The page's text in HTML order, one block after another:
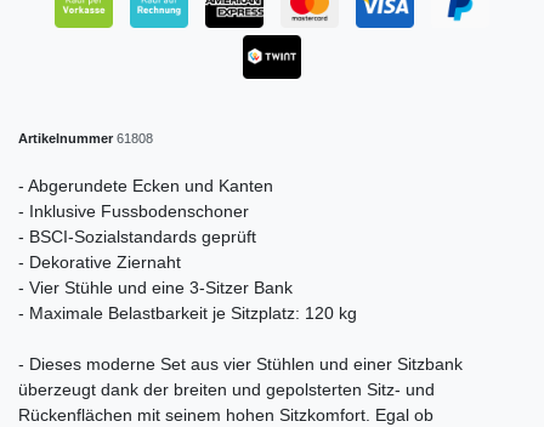
Artikelnummer 61808
- Abgerundete Ecken und Kanten
- Inklusive Fussbodenschoner
- BSCI-Sozialstandards geprüft
- Dekorative Ziernaht
- Vier Stühle und eine 3-Sitzer Bank
- Maximale Belastbarkeit je Sitzplatz: 120 kg
- Dieses moderne Set aus vier Stühlen und einer Sitzbank
überzeugt dank der breiten und gepolsterten Sitz- und
Rückenflächen mit seinem hohen Sitzkomfort. Egal ob